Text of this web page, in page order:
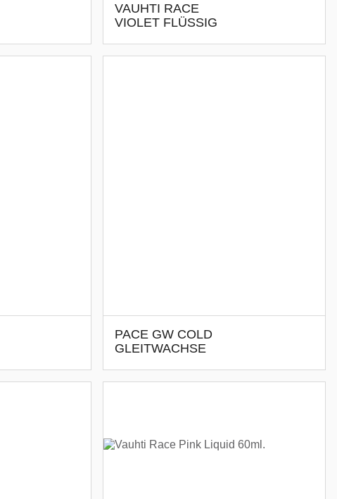
VAUHTI RACE
VIOLET FLÜSSIG
PACE GW COLD
GLEITWACHSE